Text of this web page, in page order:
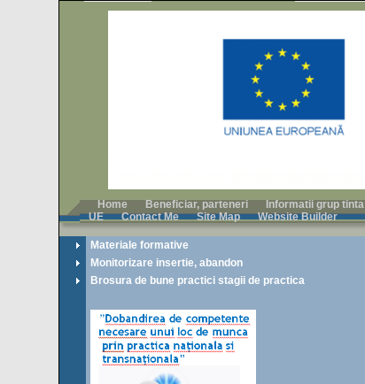
Home Beneficiar, parteneri Informatii grup tinta
UE
Contact Me Site Map Website Builder
Materiale formative
Monitorizare insertie, abandon
Brosura de bune practici stagii de practica